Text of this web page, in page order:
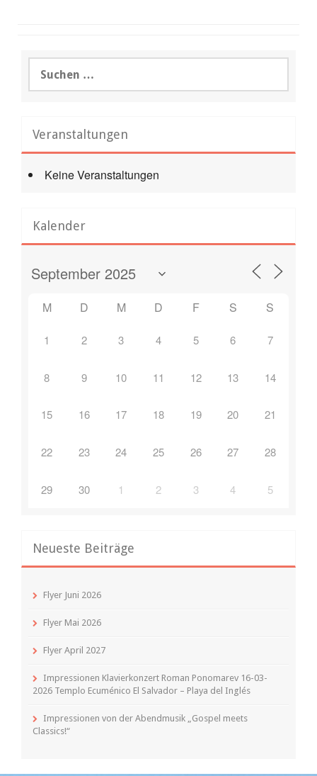
nach:
Veranstaltungen
Keine Veranstaltungen
Kalender
M D M D F S S
1 2 3 4 5 6 7
8 9 10 11 12 13 14
15 16 17 18 19 20 21
22 23 24 25 26 27 28
29 30 1 2 3 4 5
Neueste Beiträge
Flyer Juni 2026
Flyer Mai 2026
Flyer April 2027
Impressionen Klavierkonzert Roman Ponomarev 16-03-
2026 Templo Ecuménico El Salvador – Playa del Inglés
Impressionen von der Abendmusik „Gospel meets
Classics!“